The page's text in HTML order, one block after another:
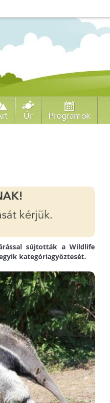
Űr Programok
sújtották a Wildlife
kategóriagyőztesét.